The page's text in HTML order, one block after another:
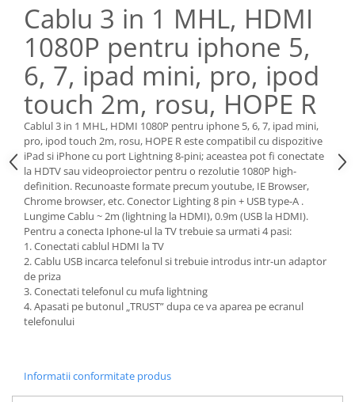
Cablu 3 in 1 MHL, HDMI
1080P pentru iphone 5,
6, 7, ipad mini, pro, ipod
touch 2m, rosu, HOPE R
Cablul 3 in 1 MHL, HDMI 1080P pentru iphone 5, 6, 7, ipad mini,
pro, ipod touch 2m, rosu, HOPE R este compatibil cu dispozitive
iPad si iPhone cu port Lightning 8-pini; aceastea pot fi conectate
la HDTV sau videoproiector pentru o rezolutie 1080P high-
definition. Recunoaste formate precum youtube, IE Browser,
Chrome browser, etc. Conector Lighting 8 pin + USB type-A .
Lungime Cablu ~ 2m (lightning la HDMI), 0.9m (USB la HDMI).
Pentru a conecta Iphone-ul la TV trebuie sa urmati 4 pasi:
1. Conectati cablul HDMI la TV
2. Cablu USB incarca telefonul si trebuie introdus intr-un adaptor
de priza
3. Conectati telefonul cu mufa lightning
4. Apasati pe butonul „TRUST” dupa ce va aparea pe ecranul
telefonului
Informatii conformitate produs